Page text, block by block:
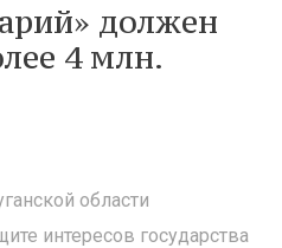
должен
4 млн.
области
интересов государства